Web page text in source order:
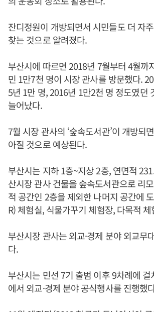
잔디정원이 개방되면서 시민들도 더 자
찾는 것으로 알려졌다.
부산시에 따르면 2018년 7월부터 4월까
민 1만7천 명이 시장 관사를 방문했다.
5년 1만 명, 2016년 1만2천 명 정도였던
늘어났다.
7월 시장 관사의 ‘숲속도서관’이 개방되
아질 것으로 예상된다.
부산시는 지하 1층~지상 2층, 연면적
산시장 관사 건물을 숲속도서관으로 리
적 공간인 2층을 제외한 나머지 공간에
R) 체험실, 식물가꾸기 체험장, 다목적
부산시장 관사는 외교·경제 분야 외교무
다.
부산시는 민선 7기 출범 이후 9차례에
에서 외교·경제 분야 공식행사를 진행했